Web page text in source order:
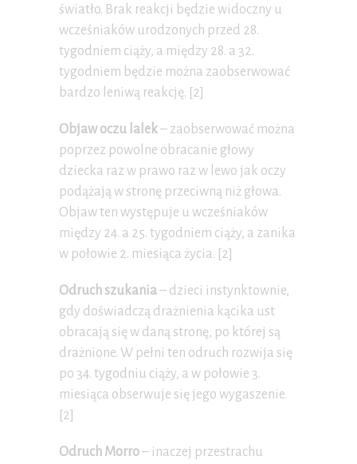
światło. Brak reakcji będzie widoczny u
wcześniaków urodzonych przed 28.
tygodniem ciąży, a między 28. a 32.
tygodniem będzie można zaobserwować
bardzo leniwą reakcję. [2]
Objaw oczu lalek– zaobserwować można
poprzez powolne obracanie głowy
dziecka raz w prawo raz w lewo jak oczy
podążają w stronę przeciwną niż głowa.
Objaw ten występuje u wcześniaków
między 24. a 25. tygodniem ciąży, a zanika
w połowie 2. miesiąca życia. [2]
Odruch szukania– dzieci instynktownie,
gdy doświadczą drażnienia kącika ust
obracają się w daną stronę, po której są
drażnione. W pełni ten odruch rozwija się
po 34. tygodniu ciąży, a w połowie 3.
miesiąca obserwuje się jego wygaszenie.
[2]
Odruch Morro– inaczej przestrachu